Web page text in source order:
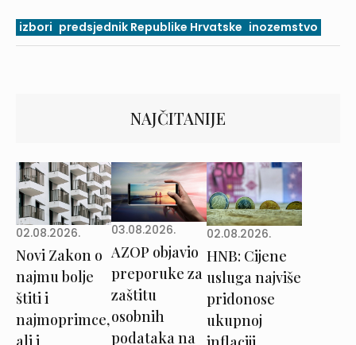
izbori predsjednik Republike Hrvatske inozemstvo
NAJČITANIJE
02.08.2026.
Novi Zakon o
najmu bolje
štiti i
najmoprimce,
03.08.2026.
AZOP objavio
preporuke za
zaštitu
osobnih
podataka na
02.08.2026.
HNB: Cijene
usluga najviše
pridonose
ukupnoj